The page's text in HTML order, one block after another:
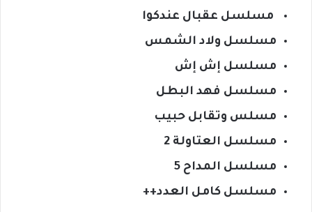
مسلسل عقبال عندكوا
مسلسل ولاد الشمس
مسلسل إش إش
مسلسل فهد البطل
مسلس وتقابل حبيب
مسلسل العتاولة 2
مسلسل المداح 5
مسلسل كامل العدد++